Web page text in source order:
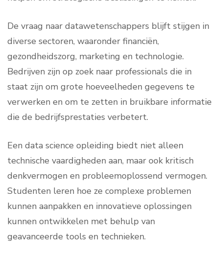
De vraag naar datawetenschappers blijft stijgen in
diverse sectoren, waaronder financiën,
gezondheidszorg, marketing en technologie.
Bedrijven zijn op zoek naar professionals die in
staat zijn om grote hoeveelheden gegevens te
verwerken en om te zetten in bruikbare informatie
die de bedrijfsprestaties verbetert.
Een data science opleiding biedt niet alleen
technische vaardigheden aan, maar ook kritisch
denkvermogen en probleemoplossend vermogen.
Studenten leren hoe ze complexe problemen
kunnen aanpakken en innovatieve oplossingen
kunnen ontwikkelen met behulp van
geavanceerde tools en technieken.